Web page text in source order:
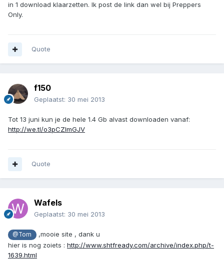
in 1 download klaarzetten. Ik post de link dan wel bij Preppers
Only.
Quote
f150
Geplaatst: 30 mei 2013
Tot 13 juni kun je de hele 1.4 Gb alvast downloaden vanaf:
http://we.tl/o3pCZImGJV
Quote
Wafels
Geplaatst: 30 mei 2013
@Tom
,mooie site , dank u
hier is nog zoiets : http://www.shtfready.com/archive/index.php/t-
1639.html